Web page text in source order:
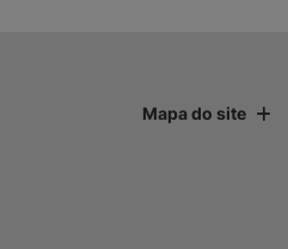
Mapa do site